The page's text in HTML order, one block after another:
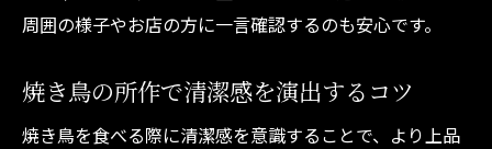
周囲の様子やお店の方に一言確認するのも安心です。
焼き鳥の所作で清潔感を演出するコツ
焼き鳥を食べる際に清潔感を意識することで、より上品